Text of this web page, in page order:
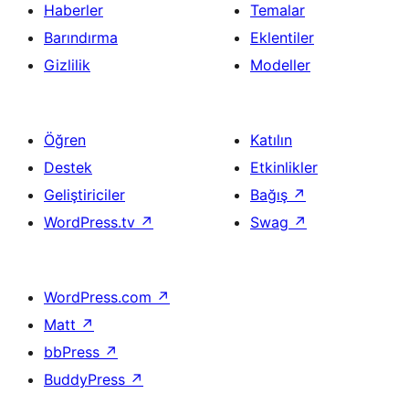
Haberler
Barındırma
Gizlilik
Temalar
Eklentiler
Modeller
Öğren
Destek
Geliştiriciler
WordPress.tv ↗
Katılın
Etkinlikler
Bağış ↗
Swag ↗
WordPress.com ↗
Matt ↗
bbPress ↗
BuddyPress ↗